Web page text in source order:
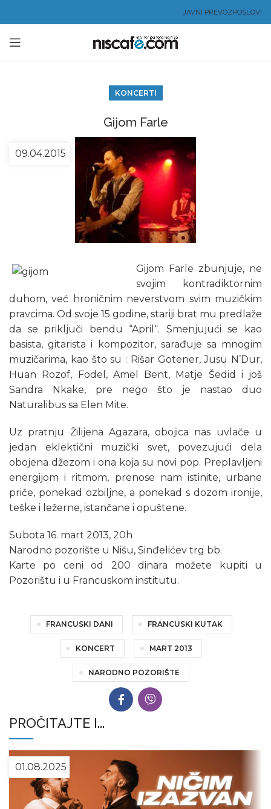
JAVNI PREVOZPOSLOVI
KONCERTI
Gijom Farle
09.04.2015
Gijom Farle zbunjuje, ne
svojim kontradiktornim
duhom, već hroničnim neverstvom svim muzičkim
pravcima. Od svoje 15 godine, stariji brat mu predlaže
da se priključi bendu “April“. Smenjujući se kao
basista, gitarista i kompozitor, sarađuje sa mnogim
muzičarima, kao što su : Rišar Gotener, Jusu N’Dur,
Huan Rozof, Fodel, Amel Bent, Matje Šedid i još
Sandra Nkake, pre nego što je nastao duo
Naturalibus sa Elen Mite.
Uz pratnju Žilijena Agazara, obojica nas uvlače u
jedan eklektični muzički svet, povezujući dela
obojena džezom i ona koja su novi pop. Preplavljeni
energijom i ritmom, prenose nam istinite, urbane
priče, ponekad ozbiljne, a ponekad s dozom ironije,
teške i ležerne, istančane i opuštene.
Subota 16. mart 2013, 20h
Narodno pozorište u Nišu, Sinđelićev trg bb.
Karte po ceni od 200 dinara možete kupiti u
Pozorištu i u Francuskom institutu.
FRANCUSKI DANI FRANCUSKI KUTAK
KONCERT MART 2013
NARODNO POZORIŠTE
PROČITAJTE I...
01.08.2025